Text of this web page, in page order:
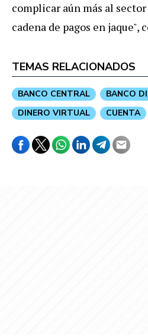
complicar aún más al
cadena de pagos en jaque",
TEMAS RELACIONADOS
BANCO CENTRAL
BANCO
DINERO VIRTUAL
CUENTA